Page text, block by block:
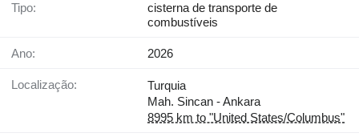
Tipo:
cisterna de transporte de
combustíveis
Ano: 2026
Localização:
Turquia
Mah. Sincan - Ankara
8995 km to "United States/Columbus"